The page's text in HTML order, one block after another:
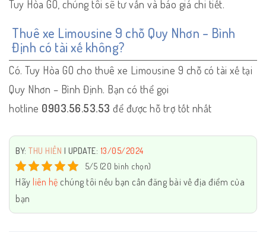
Tuy Hòa GO, chúng tôi sẽ tư vấn và báo giá chi tiết.
Thuê xe Limousine 9 chỗ Quy Nhơn – Bình
Định có tài xế không?
Có. Tuy Hòa GO cho thuê xe Limousine 9 chỗ có tài xế tại
Quy Nhơn – Bình Định. Bạn có thể gọi
hotline 0903.56.53.53 để được hỗ trợ tốt nhất
BY: THU HIỀN | UPDATE: 13/05/2024
5/5 (20 bình chọn)
Hãy liên hệ chúng tôi nếu bạn cần đăng bài về địa điểm của
bạn